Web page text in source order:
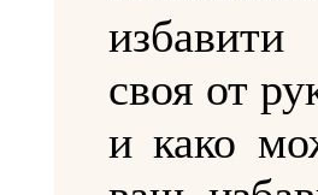
своя от
и како